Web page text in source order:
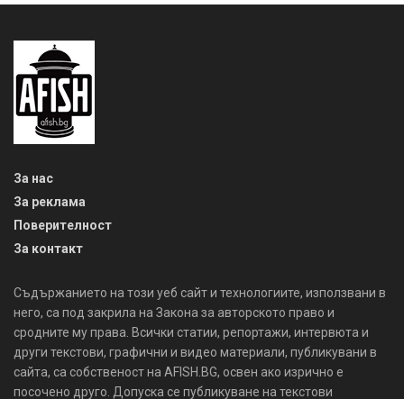
За нас
За реклама
Поверителност
За контакт
Съдържанието на този уеб сайт и технологиите, използвани в
него, са под закрила на Закона за авторското право и
сродните му права. Всички статии, репортажи, интервюта и
други текстови, графични и видео материали, публикувани в
сайта, са собственост на AFISH.BG, освен ако изрично е
посочено друго. Допуска се публикуване на текстови